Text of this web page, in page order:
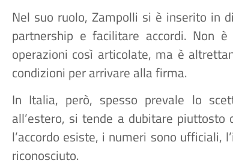
Nel suo ruolo, Zampolli si è inserito in
partnership e facilitare accordi. Non
operazioni così articolate, ma è
condizioni per arrivare alla firma.
In Italia, però, spesso prevale lo
all’estero, si tende a dubitare
l’accordo esiste, i numeri sono ufficiali,
riconosciuto.